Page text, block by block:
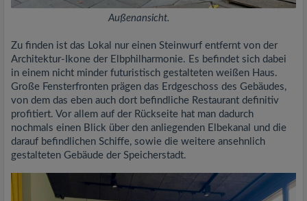
Außenansicht.
Zu finden ist das Lokal nur einen Steinwurf entfernt von der
Architektur-Ikone der Elbphilharmonie. Es befindet sich dabei
in einem nicht minder futuristisch gestalteten weißen Haus.
Große Fensterfronten prägen das Erdgeschoss des Gebäudes,
von dem das eben auch dort befindliche Restaurant definitiv
profitiert. Vor allem auf der Rückseite hat man dadurch
nochmals einen Blick über den anliegenden Elbekanal und die
darauf befindlichen Schiffe, sowie die weitere ansehnlich
gestalteten Gebäude der Speicherstadt.